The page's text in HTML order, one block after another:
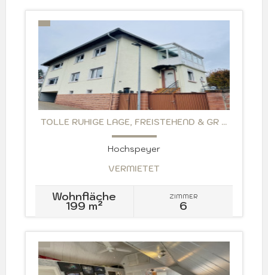
TOLLE RUHIGE LAGE, FREISTEHEND & GR ...
Hochspeyer
VERMIETET
Wohnfläche
199 m²
ZIMMER
6